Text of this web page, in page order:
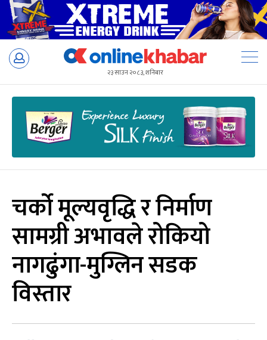
Skip
२३ साउन २०८३, शनिबार
चर्को मूल्यवृद्धि र निर्माण
सामग्री अभावले रोकियो
नागढुंगा-मुग्लिन सडक
विस्तार